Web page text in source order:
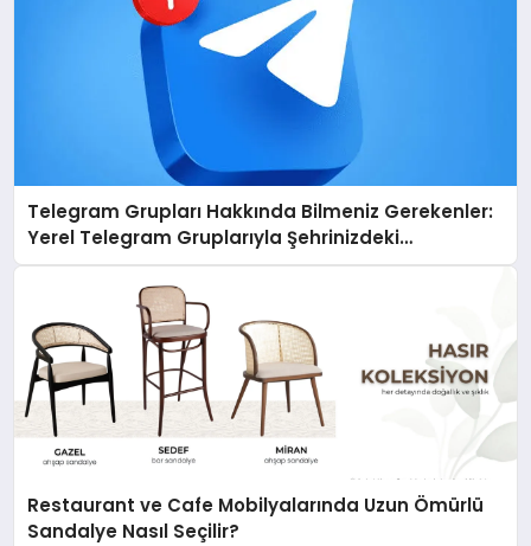
Telegram Grupları Hakkında Bilmeniz Gerekenler:
Yerel Telegram Gruplarıyla Şehrinizdeki
Topluluklara Ulaşın
Restaurant ve Cafe Mobilyalarında Uzun Ömürlü
Sandalye Nasıl Seçilir?